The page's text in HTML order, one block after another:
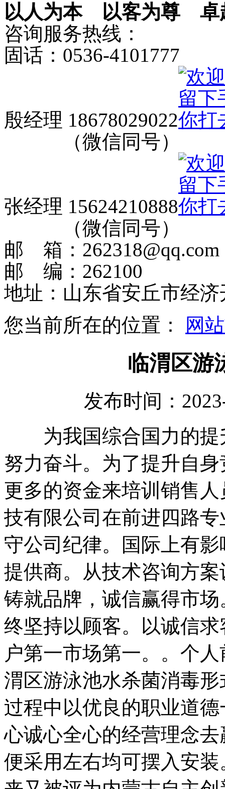
以人为本 以客为尊 卓
咨询服务热线：
固话：0536-4101777
殷经理 18678029022
（微信同号）
张经理 15624210888
（微信同号）
邮 箱：262318@qq.com
邮 编：262100
地址：山东省安丘市经济
您当前所在的位置：
网
临渭区游
发布时间：
为我国综合国力的提
努力奋斗。为了提升自
更多的资金来培训销售
技有限公司在前进四路
守公司纪律。国际上有
提供商。从技术咨询方
铸就品牌，诚信赢得市
终坚持以顾客。以诚信
户第一市场第一。。个
渭区游泳池水杀菌消毒
过程中以优良的职业道
心诚心全心的经营理念
便采用左右均可摆入安